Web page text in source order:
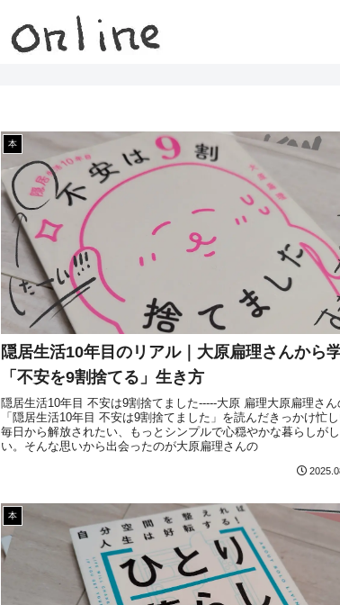
本
隠居生活10年目のリアル｜大原扁理さんから
「不安を9割捨てる」生き方
隠居生活10年目 不安は9割捨てました-----大原 扁理大原扁理さん
「隠居生活10年目 不安は9割捨てました」を読んだきっかけ忙
毎日から解放されたい、もっとシンプルで心穏やかな暮らしが
い。そんな思いから出会ったのが大原扁理さんの
本